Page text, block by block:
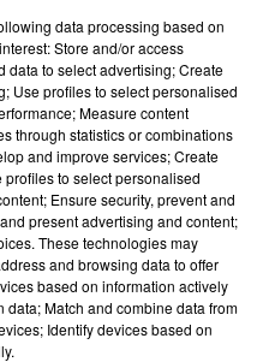
s’essaye à la vie de chatelain
clip
enfin le remix de « Love
» avec Kylie Minogue
data processing based on
Store and/or access
data to select advertising; Create
Use profiles to select personalised
Measure content
through statistics or combinations
and improve services; Create
to select personalised
Ensure security, prevent and
present advertising and content;
These technologies may
and browsing data to offer
based on information actively
Match and combine data from
Identify devices based on